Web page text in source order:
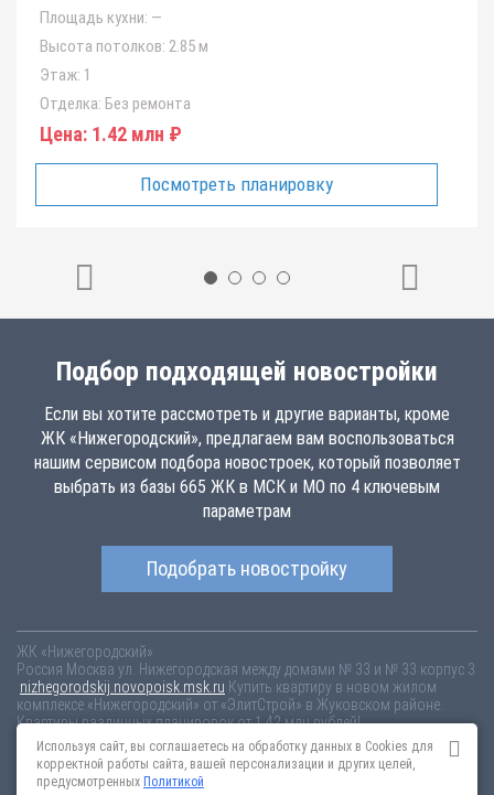
Площадь кухни: —
Высота потолков: 2.85 м
Этаж: 1
Отделка: Без ремонта
Цена: 1.42 млн ₽
Посмотреть планировку
Подбор подходящей новостройки
Если вы хотите рассмотреть и другие варианты, кроме
ЖК «Нижегородский», предлагаем вам воспользоваться
нашим сервисом подбора новостроек, который позволяет
выбрать из базы 665 ЖК в МСК и МО по 4 ключевым
параметрам
Подобрать новостройку
ЖК «Нижегородский»
Россия Москва ул. Нижегородская между домами № 33 и № 33 корпус 3
nizhegorodskij.novopoisk.msk.ru Купить квартиру в новом жилом
комплексе «Нижегородский» от «ЭлитСтрой» в Жуковском районе.
Квартиры различных планировок от 1.42 млн рублей!
Новостройки Санкт-ПетербургаНовостройки Москвы
Информация на сайте взята из открытых источников, не является
Используя сайт, вы соглашаетесь на обработку данных в Cookies для
корректной работы сайта, вашей персонализации и других целей,
предусмотренных Политикой